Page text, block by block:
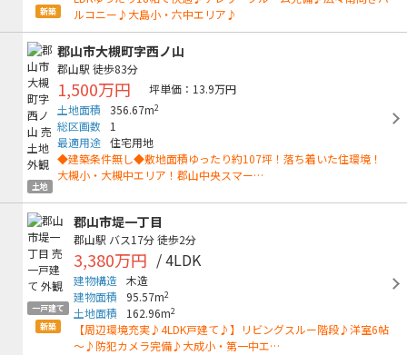
新築
ルコニー♪大島小・六中エリア♪
土地
郡山市大槻町字西ノ山
郡山駅 徒歩83分
1,500万円
坪単価：13.9万円
土地面積
356.67m2
総区画数
1
最適用途 住宅用地
◆建築条件無し◆敷地面積ゆったり約107坪！落ち着いた住環境！
大槻小・大槻中エリア！郡山中央スマー…
一戸建て
新築
郡山市堤一丁目
郡山駅 バス17分徒歩2分
3,380万円 / 4LDK
建物構造 木造
建物面積
95.57m2
土地面積 162.96m2
【周辺環境充実♪4LDK戸建て♪】リビングスルー階段♪洋室6帖
～♪防犯カメラ完備♪大成小・第一中エ…